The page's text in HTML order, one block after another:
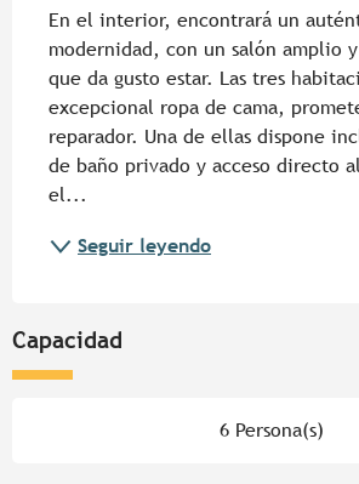
En el interior, encontrará un
modernidad, con un salón amplio
que da gusto estar. Las tres
excepcional ropa de cama,
reparador. Una de ellas dispone
de baño privado y acceso directo
el...
Seguir leyendo
Capacidad
6 Persona(s)